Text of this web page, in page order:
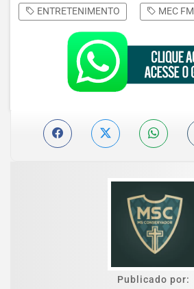
ENTRETENIMENTO MEC FM
Publicado por: